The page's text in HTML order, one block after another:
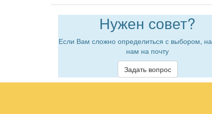
Нужен совет?
Если Вам сложно определиться с выбором,
нам на почту
Задать вопрос